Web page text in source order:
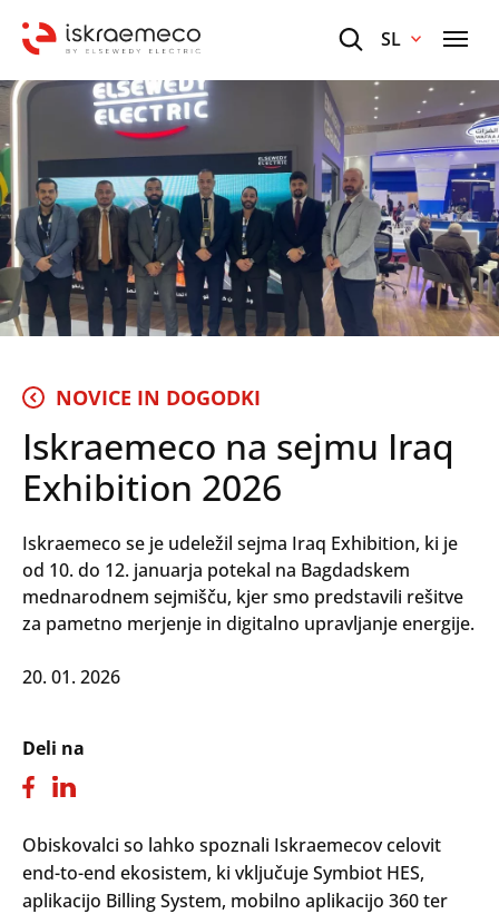
SL
NOVICE IN DOGODKI
Iskraemeco na sejmu Iraq
Exhibition 2026
Iskraemeco se je udeležil sejma Iraq Exhibition, ki je
od 10. do 12. januarja potekal na Bagdadskem
mednarodnem sejmišču, kjer smo predstavili rešitve
za pametno merjenje in digitalno upravljanje energije.
20. 01. 2026
Deli na
Obiskovalci so lahko spoznali Iskraemecov celovit
end-to-end ekosistem, ki vključuje Symbiot HES,
aplikacijo Billing System, mobilno aplikacijo 360 ter